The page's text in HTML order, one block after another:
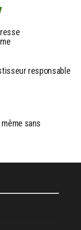
responsable
sans